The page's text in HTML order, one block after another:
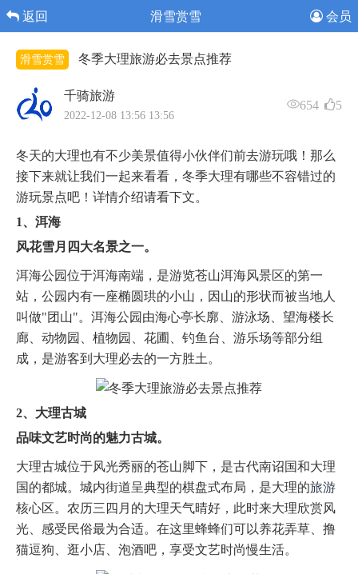
返回 滑雪赏雪 会员
滑雪赏雪 冬季大理旅游必去景点推荐
千骑旅游
2022-12-08 13:56 13:56
654 5
冬天的大理也有不少美景值得小伙伴们前去游玩哦！那么
接下来就让我们一起来看看，冬季大理有哪些不容错过的
游玩景点吧！详情介绍请看下文。
1、洱海
风花雪月四大名景之一。
洱海公园位于洱海南端，是游览苍山洱海风景区的第一
站，公园内有一座椭圆珙的小山，因山的形状而被当地人
叫做"团山"。洱海公园由海心亭长廓、游泳场、望海楼长
廊、动物园、植物园、花圃、钓鱼台、游乐场等部分组
成，是游客到大理必去的一方胜土。
2、大理古城
品味文艺时尚的魅力古城。
大理古城位于风光秀丽的苍山脚下，是古代南诏国和大理
国的都城。城内街道呈典型的棋盘式布局，是大理的旅游
核心区。农历三四月的大理天气晴好，此时来大理欣赏风
光、感受民俗最为合适。在这里蜂蜂们可以养花弄草、撸
猫逗狗、逛小店、泡酒吧，享受文艺时尚慢生活。